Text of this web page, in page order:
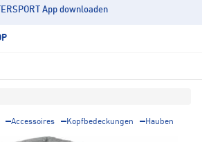
App downloaden
Accessoires Kopfbedeckungen Hauben